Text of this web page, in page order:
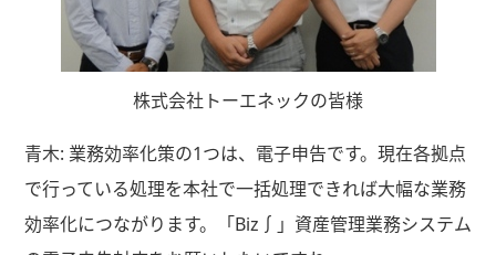
株式会社トーエネックの皆様
青木: 業務効率化策の1つは、電子申告です。現在各拠点
で行っている処理を本社で一括処理できれば大幅な業務
効率化につながります。「Biz∫」資産管理業務システム